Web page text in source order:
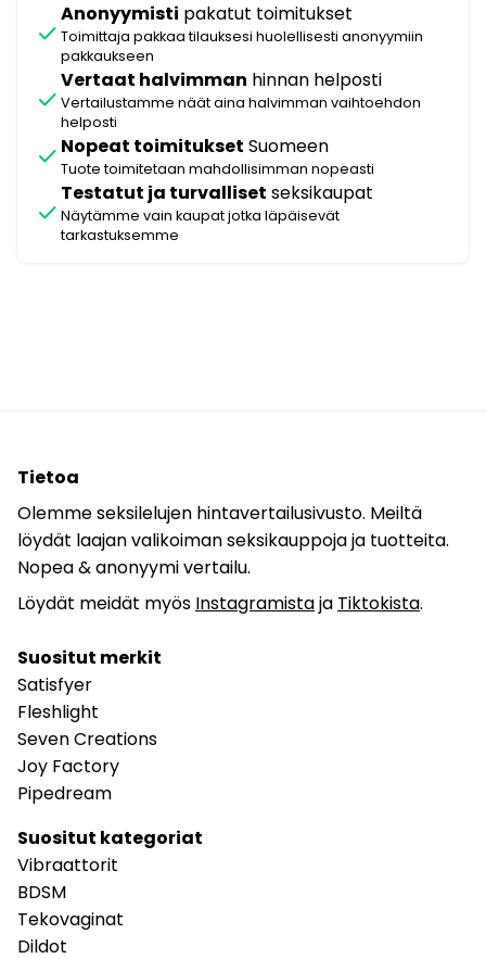
check
Anonyymisti pakatut toimitukset
Toimittaja pakkaa tilauksesi huolellisesti anonyymiin
pakkaukseen
check
Vertaat halvimman hinnan helposti
Vertailustamme näät aina halvimman vaihtoehdon
helposti
check Nopeat toimitukset Suomeen
Tuote toimitetaan mahdollisimman nopeasti
check
Testatut ja turvalliset seksikaupat
Näytämme vain kaupat jotka läpäisevät
tarkastuksemme
Tietoa
Olemme seksilelujen hintavertailusivusto. Meiltä
löydät laajan valikoiman seksikauppoja ja tuotteita.
Nopea & anonyymi vertailu.
Löydät meidät myös Instagramistaja Tiktokista.
Suositut merkit
Satisfyer
Fleshlight
Seven Creations
Joy Factory
Pipedream
Suositut kategoriat
Vibraattorit
BDSM
Tekovaginat
Dildot